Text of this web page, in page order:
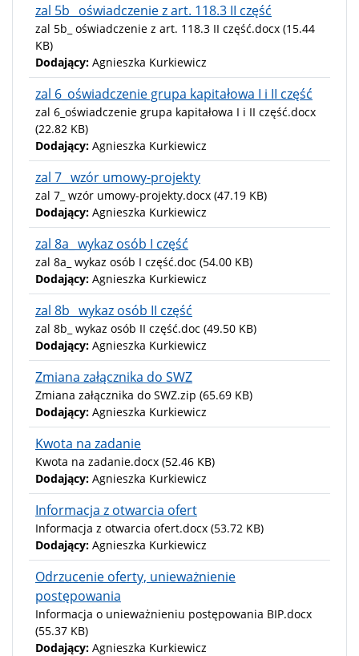
zal 5b_ oświadczenie z art. 118.3 II część
zal 5b_ oświadczenie z art. 118.3 II część.docx (15.44
KB)
Dodający: Agnieszka Kurkiewicz
zal 6_oświadczenie grupa kapitałowa I i II część
zal 6_oświadczenie grupa kapitałowa I i II część.docx
(22.82 KB)
Dodający: Agnieszka Kurkiewicz
zal 7_ wzór umowy-projekty
zal 7_ wzór umowy-projekty.docx (47.19 KB)
Dodający: Agnieszka Kurkiewicz
zal 8a_ wykaz osób I część
zal 8a_ wykaz osób I część.doc (54.00 KB)
Dodający: Agnieszka Kurkiewicz
zal 8b_ wykaz osób II część
zal 8b_ wykaz osób II część.doc (49.50 KB)
Dodający: Agnieszka Kurkiewicz
Zmiana załącznika do SWZ
Zmiana załącznika do SWZ.zip (65.69 KB)
Dodający: Agnieszka Kurkiewicz
Kwota na zadanie
Kwota na zadanie.docx (52.46 KB)
Dodający: Agnieszka Kurkiewicz
Informacja z otwarcia ofert
Informacja z otwarcia ofert.docx (53.72 KB)
Dodający: Agnieszka Kurkiewicz
Odrzucenie oferty, unieważnienie
postępowania
Informacja o unieważnieniu postępowania BIP.docx
(55.37 KB)
Dodający: Agnieszka Kurkiewicz